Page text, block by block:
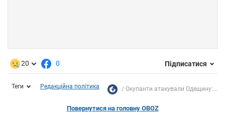
20 0 Підписатися
Теги Редакційна політика Окупанти атакували Одещину:...
Повернутися на головну OBOZ